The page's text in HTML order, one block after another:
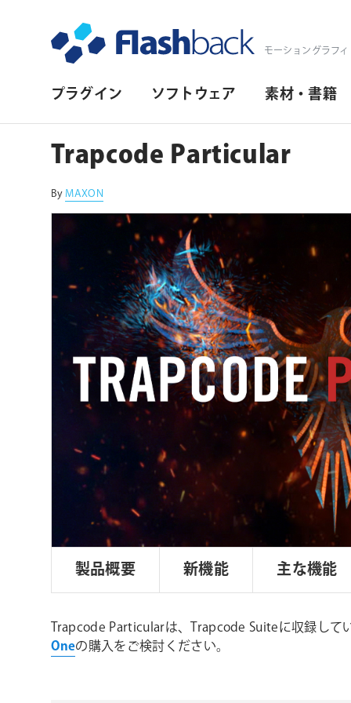
モーショングラフ
プ
イ
マ
リ・
ビ
ゲ
ー
ョ
ン
プラグイン ソフトウェア 素材・書籍
Trapcode Particular
ByMAXON
製品概要 新機能 主な機能
Trapcode Particularは、Trapcode Suiteに収録して
Oneの購入をご検討ください。